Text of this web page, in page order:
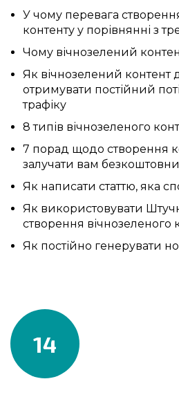
У чому перевага
контенту у порівнянні з
Чому вічнозелений
Як вічнозелений контент
отримувати постійний
трафіку
8 типів вічнозеленого
7 порад щодо створення
залучати вам
Як написати статтю, яка
Як використовувати
створення вічнозеленого
Як постійно генерувати
14